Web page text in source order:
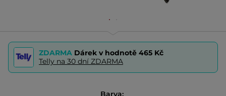
ZDARMA Dárek v hodnotě 465 Kč
Telly na 30 dní ZDARMA
Barva: